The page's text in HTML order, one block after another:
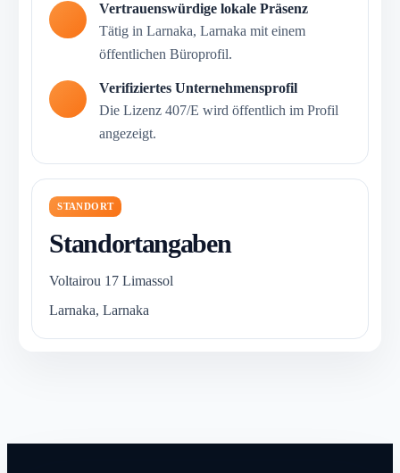
Vertrauenswürdige lokale Präsenz
Tätig in Larnaka, Larnaka mit einem
öffentlichen Büroprofil.
Verifiziertes Unternehmensprofil
Die Lizenz 407/E wird öffentlich im Profil
angezeigt.
STANDORT
Standortangaben
Voltairou 17 Limassol
Larnaka, Larnaka